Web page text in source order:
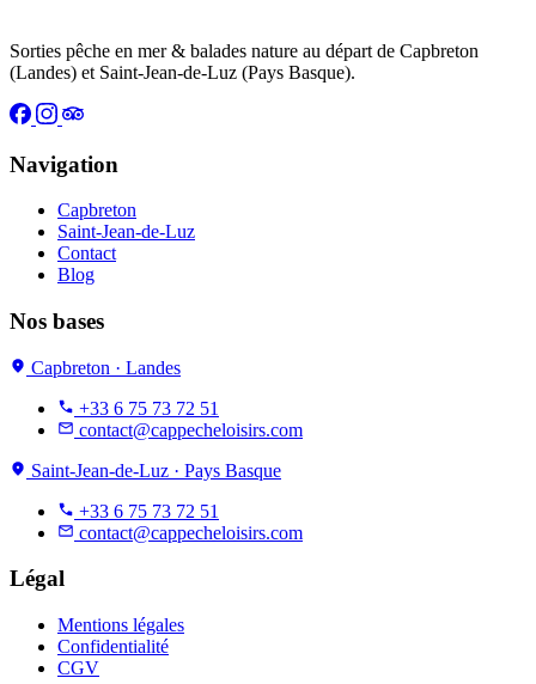
Sorties pêche en mer & balades nature au départ de Capbreton
(Landes) et Saint-Jean-de-Luz (Pays Basque).
Navigation
Capbreton
Saint-Jean-de-Luz
Contact
Blog
Nos bases
Capbreton · Landes
+33 6 75 73 72 51
contact@cappecheloisirs.com
Saint-Jean-de-Luz · Pays Basque
+33 6 75 73 72 51
contact@cappecheloisirs.com
Légal
Mentions légales
Confidentialité
CGV